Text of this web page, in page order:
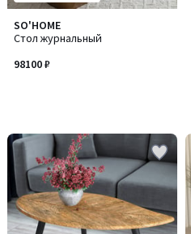
SO'HOME
Стол журнальный
98100 ₽